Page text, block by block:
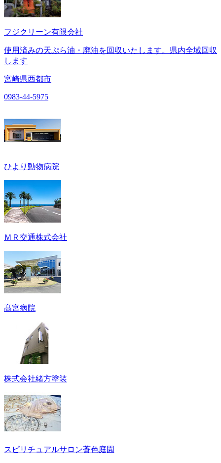
フジクリーン有限会社
使用済みの天ぷら油・廃油を回収いたします。県内全域回収
します
宮崎県西都市
0983-44-5975
ひより動物病院
ＭＲ交通株式会社
髙宮病院
株式会社緒方塗装
スピリチュアルサロン蒼色庭園